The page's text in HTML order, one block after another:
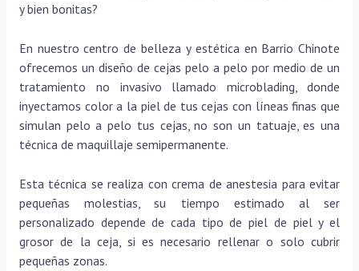
y bien bonitas?
En nuestro centro de belleza y estética en Barrio Chinote
ofrecemos un diseño de cejas pelo a pelo por medio de un
tratamiento no invasivo llamado microblading, donde
inyectamos color a la piel de tus cejas con líneas finas que
simulan pelo a pelo tus cejas, no son un tatuaje, es una
técnica de maquillaje semipermanente.
Esta técnica se realiza con crema de anestesia para evitar
pequeñas molestias, su tiempo estimado al ser
personalizado depende de cada tipo de piel de piel y el
grosor de la ceja, si es necesario rellenar o solo cubrir
pequeñas zonas.